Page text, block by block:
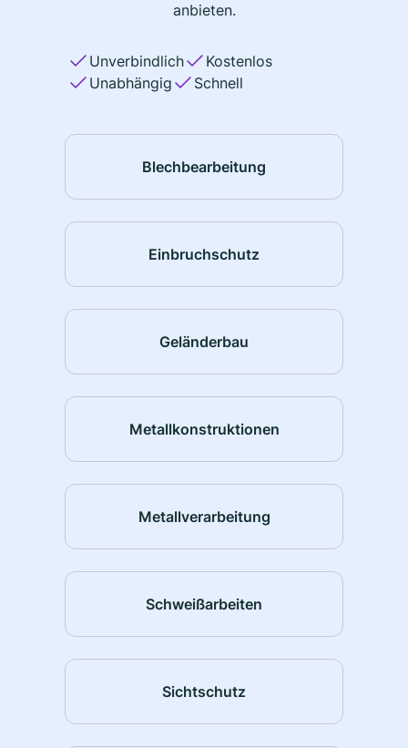
anbieten.
Unverbindlich
Kostenlos
Unabhängig
Schnell
Blechbearbeitung
Einbruchschutz
Geländerbau
Metallkonstruktionen
Metallverarbeitung
Schweißarbeiten
Sichtschutz